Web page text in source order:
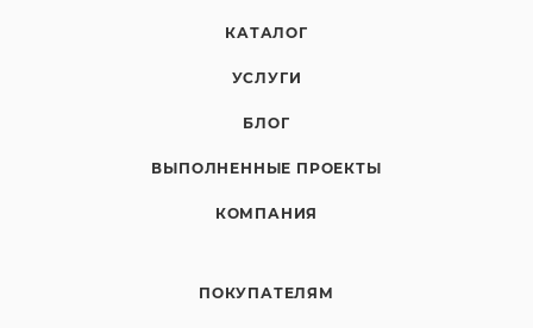
КАТАЛОГ
УСЛУГИ
БЛОГ
ВЫПОЛНЕННЫЕ ПРОЕКТЫ
КОМПАНИЯ
ПОКУПАТЕЛЯМ